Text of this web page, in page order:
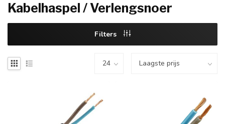
Kabelhaspel / Verlengsnoer
Filters